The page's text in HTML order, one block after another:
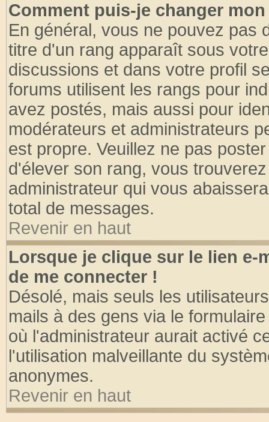
Comment puis-je changer
En général, vous ne pouvez pas
titre d'un rang apparaît sous
discussions et dans votre profil
forums utilisent les rangs pour
avez postés, mais aussi pour
modérateurs et administrateurs
est propre. Veuillez ne pas
d'élever son rang, vous
administrateur qui vous
total de messages.
Revenir en haut
Lorsque je clique sur le lien e-
de me connecter !
Désolé, mais seuls les
mails à des gens via le
où l'administrateur aurait activé
l'utilisation malveillante du
anonymes.
Revenir en haut